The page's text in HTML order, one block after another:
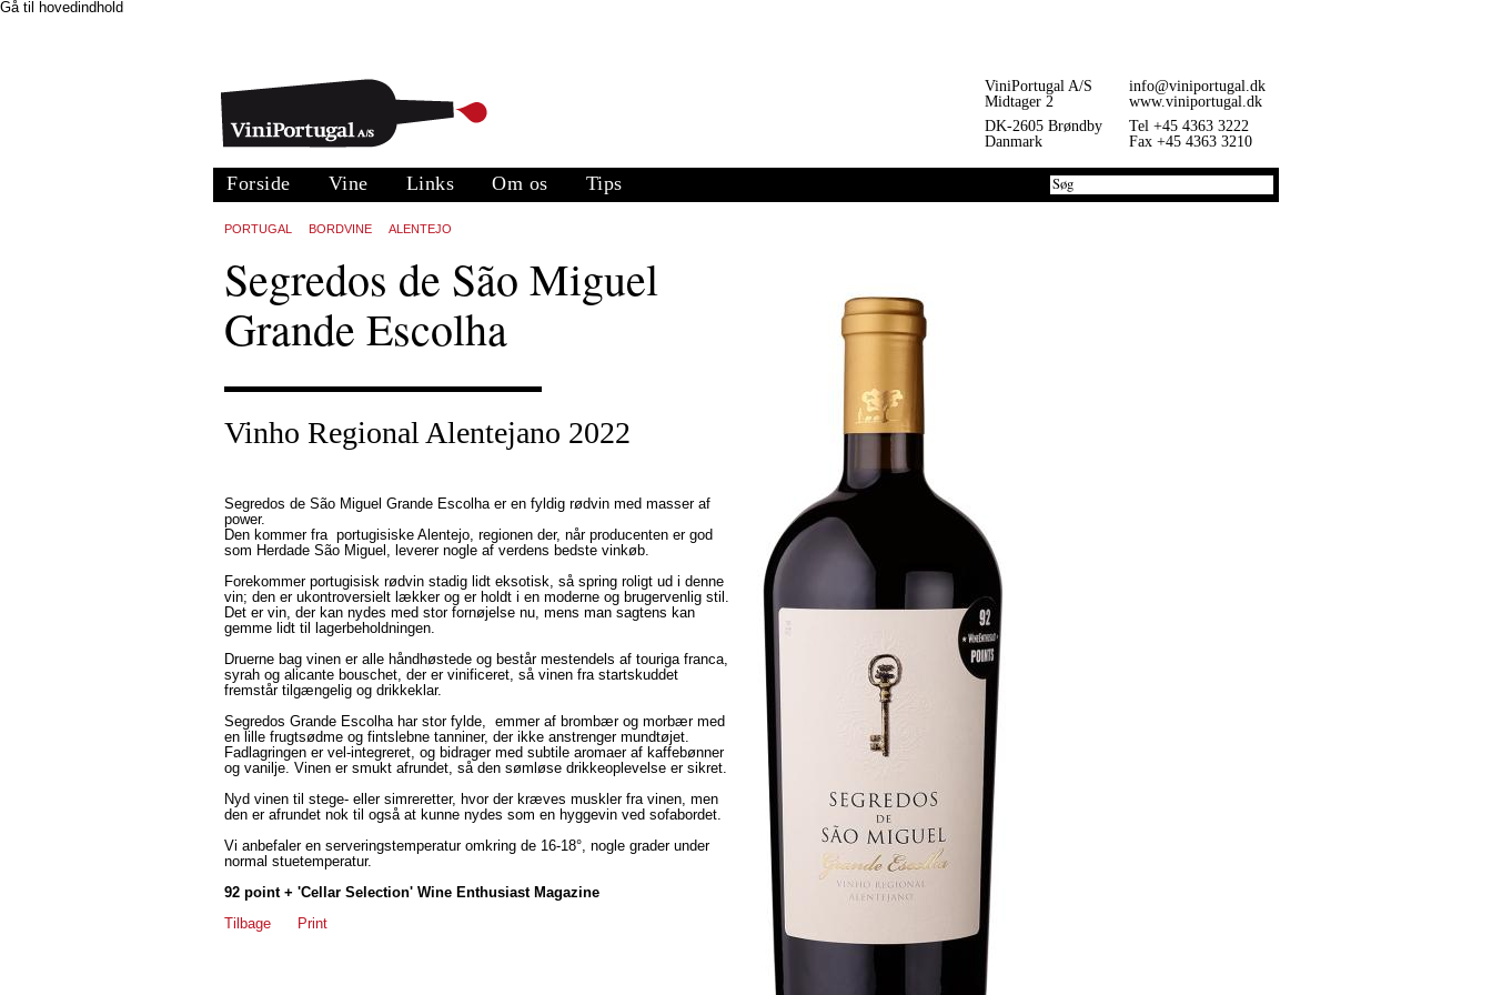
Gå til hovedindhold
ViniPortugal A/S
Midtager 2
DK-2605 Brøndby
Danmark
info@viniportugal.dk
www.viniportugal.dk
Tel +45 4363 3222
Fax +45 4363 3210
Forside Vine Links Om os Tips
PORTUGAL BORDVINE ALENTEJO
Segredos de São Miguel
Grande Escolha
Vinho Regional Alentejano 2022
Segredos de São Miguel Grande Escolha er en fyldig rødvin med masser af
power.
Den kommer fra portugisiske Alentejo, regionen der, når producenten er god
som Herdade São Miguel, leverer nogle af verdens bedste vinkøb.
Forekommer portugisisk rødvin stadig lidt eksotisk, så spring roligt ud i denne
vin; den er ukontroversielt lækker og er holdt i en moderne og brugervenlig stil.
Det er vin, der kan nydes med stor fornøjelse nu, mens man sagtens kan
gemme lidt til lagerbeholdningen.
Druerne bag vinen er alle håndhøstede og består mestendels af touriga franca,
syrah og alicante bouschet, der er vinificeret, så vinen fra startskuddet
fremstår tilgængelig og drikkeklar.
Segredos Grande Escolha har stor fylde, emmer af brombær og morbær med
en lille frugtsødme og fintslebne tanniner, der ikke anstrenger mundtøjet.
Fadlagringen er vel-integreret, og bidrager med subtile aromaer af kaffebønner
og vanilje. Vinen er smukt afrundet, så den sømløse drikkeoplevelse er sikret.
Nyd vinen til stege- eller simreretter, hvor der kræves muskler fra vinen, men
den er afrundet nok til også at kunne nydes som en hyggevin ved sofabordet.
Vi anbefaler en serveringstemperatur omkring de 16-18°, nogle grader under
normal stuetemperatur.
92 point + 'Cellar Selection' Wine Enthusiast Magazine
Tilbage
Print